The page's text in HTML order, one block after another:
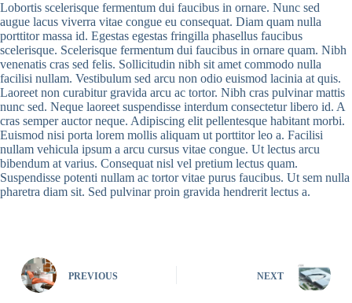
Lobortis scelerisque fermentum dui faucibus in ornare. Nunc sed
augue lacus viverra vitae congue eu consequat. Diam quam nulla
porttitor massa id. Egestas egestas fringilla phasellus faucibus
scelerisque. Scelerisque fermentum dui faucibus in ornare quam. Nibh
venenatis cras sed felis. Sollicitudin nibh sit amet commodo nulla
facilisi nullam. Vestibulum sed arcu non odio euismod lacinia at quis.
Laoreet non curabitur gravida arcu ac tortor. Nibh cras pulvinar mattis
nunc sed. Neque laoreet suspendisse interdum consectetur libero id. A
cras semper auctor neque. Adipiscing elit pellentesque habitant morbi.
Euismod nisi porta lorem mollis aliquam ut porttitor leo a. Facilisi
nullam vehicula ipsum a arcu cursus vitae congue. Ut lectus arcu
bibendum at varius. Consequat nisl vel pretium lectus quam.
Suspendisse potenti nullam ac tortor vitae purus faucibus. Ut sem nulla
pharetra diam sit. Sed pulvinar proin gravida hendrerit lectus a.
PREVIOUS NEXT